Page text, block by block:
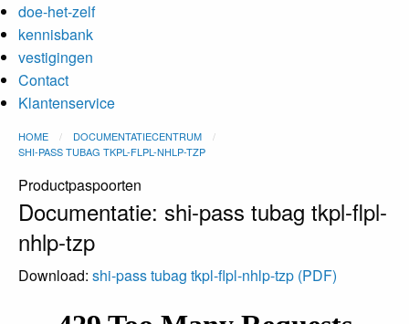
doe-het-zelf
kennisbank
vestigingen
Contact
Klantenservice
HOME
DOCUMENTATIECENTRUM
SHI-PASS TUBAG TKPL-FLPL-NHLP-TZP
Productpaspoorten
Documentatie: shi-pass tubag tkpl-flpl-
nhlp-tzp
Download: shi-pass tubag tkpl-flpl-nhlp-tzp (PDF)